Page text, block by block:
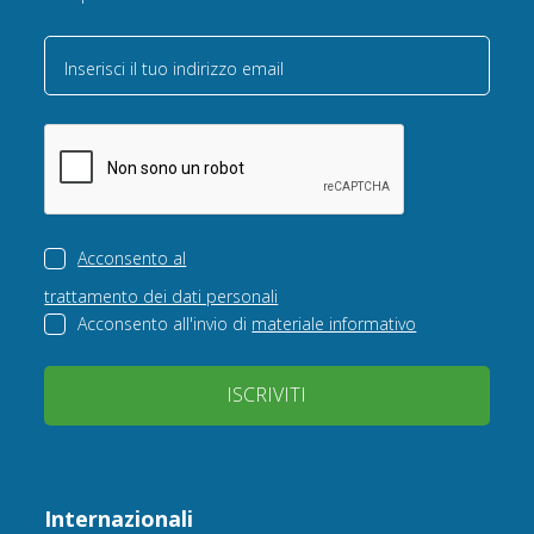
Inserisci il tuo indirizzo email
Acconsento al
trattamento dei dati personali
Acconsento all'invio di materiale informativo
ISCRIVITI
Internazionali